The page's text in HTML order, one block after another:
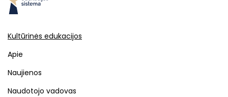
Kultūrinės edukacijos
Apie
Naujienos
Naudotojo vadovas